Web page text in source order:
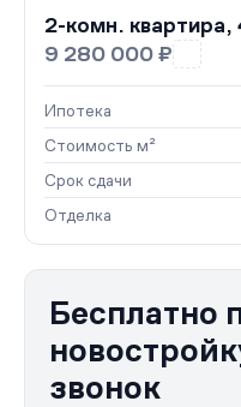
2-комн.
9 280 000 ₽
Ипотека
Стоимость м²
Срок сдачи
Отделка
Бесплатно
звонок